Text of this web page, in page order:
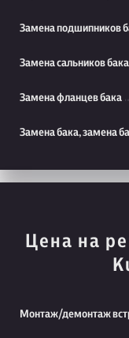
Замена подшипников
Замена сальников бака
Замена фланцев бака
Замена бака, замена
Цена на
Монтаж/демонтаж